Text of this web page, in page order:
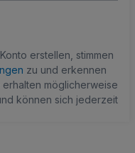
erstellen, stimmen
zu und erkennen
erhalten möglicherweise
können sich jederzeit